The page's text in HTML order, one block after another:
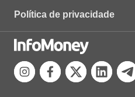
Política de privacidade